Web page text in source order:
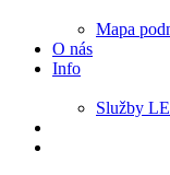
Mapa
O nás
Info
Služby